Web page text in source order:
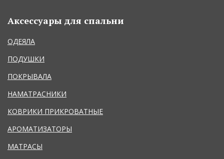
Аксессуары для спальни
ОДЕЯЛА
ПОДУШКИ
ПОКРЫВАЛА
НАМАТРАСНИКИ
КОВРИКИ ПРИКРОВАТНЫЕ
АРОМАТИЗАТОРЫ
МАТРАСЫ